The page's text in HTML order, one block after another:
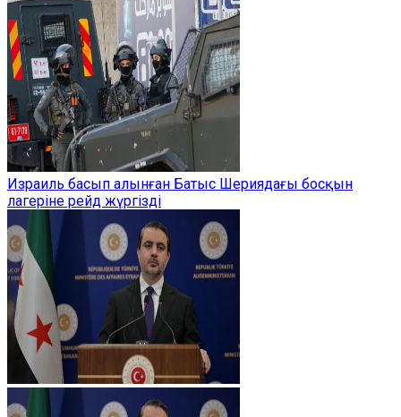
Израиль басып алынған Батыс Шериядағы босқын
лагеріне рейд жүргізді